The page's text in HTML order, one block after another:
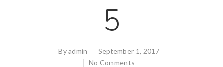
5
Byadmin
September 1, 2017
No Comments